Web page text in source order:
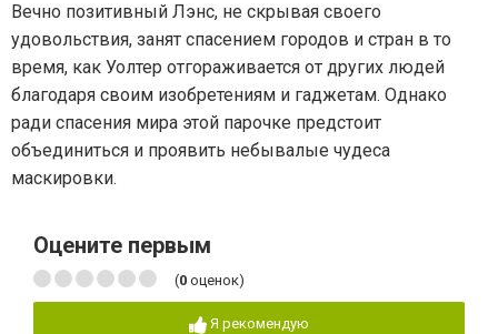
Вечно позитивный Лэнс, не скрывая своего
удовольствия, занят спасением городов и стран в то
время, как Уолтер отгораживается от других людей
благодаря своим изобретениям и гаджетам. Однако
ради спасения мира этой парочке предстоит
объединиться и проявить небывалые чудеса
маскировки.
Оцените первым
(0 оценок)
Я рекомендую